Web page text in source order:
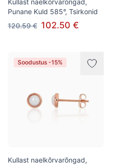
Kullast naelkõrvarõngad,
Punane Kuld 585°, Tsirkonid
120.59 € 102.50 €
Soodustus -15%
Kullast naelkõrvarõngad,